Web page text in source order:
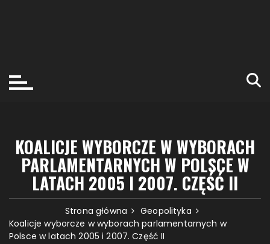
KOALICJE WYBORCZE W WYBORACH
PARLAMENTARNYCH W POLSCE W
LATACH 2005 I 2007. CZĘŚĆ II
Strona główna
Geopolityka
Koalicje wyborcze w wyborach parlamentarnych w
Polsce w latach 2005 i 2007. Część II